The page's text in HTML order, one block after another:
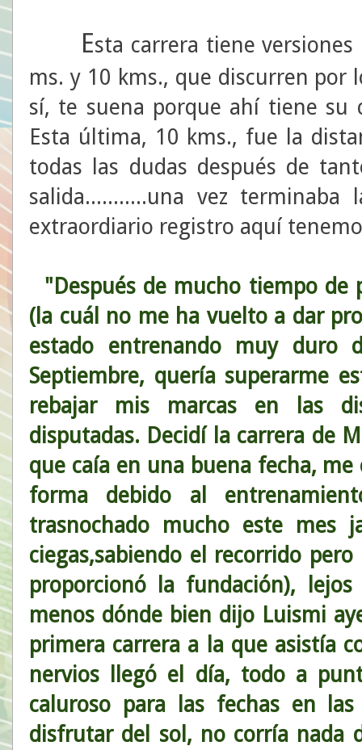
Esta carrera tiene
ms. y 10 kms., que discurren por
sí, te suena porque ahí tiene su
Esta última, 10 kms., fue la
todas las dudas después de
salida...........una vez
extraordiario registro aquí
"Después de mucho tiempo
(la cuál no me ha vuelto a dar
estado entrenando muy duro
Septiembre, quería superarme
rebajar mis marcas en las
disputadas. Decidí la carrera de
que caía en una buena fecha,
forma debido al
trasnochado mucho este mes
ciegas,sabiendo el recorrido
proporcionó la fundación),
menos dónde bien dijo Luismi
primera carrera a la que asistía
nervios llegó el día, todo a
caluroso para las fechas en
disfrutar del sol, no corría nada